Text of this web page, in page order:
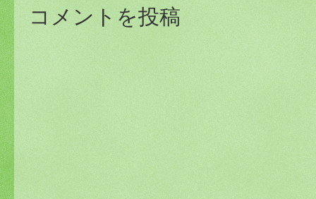
コメントを投稿